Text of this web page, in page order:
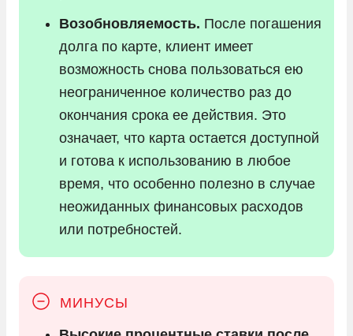
Возобновляемость. После погашения
долга по карте, клиент имеет
возможность снова пользоваться ею
неограниченное количество раз до
окончания срока ее действия. Это
означает, что карта остается доступной
и готова к использованию в любое
время, что особенно полезно в случае
неожиданных финансовых расходов
или потребностей.